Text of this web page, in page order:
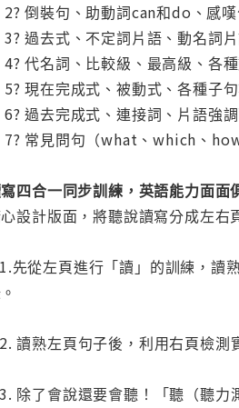
2? 倒裝句、助動詞can和do、感
3? 過去式、不定詞片語、動名詞
4? 代名詞、比較級、最高級、各
5? 現在完成式、被動式、各種子
6? 過去完成式、連接詞、片語強
7? 常見問句（what、which、
四合一同步訓練，英語能力面面
設計版面，將聽說讀寫分成左右
先從左頁進行「讀」的訓練，讀
讀熟左頁句子後，利用右頁檢測
除了會說還要會聽！「聽（聽